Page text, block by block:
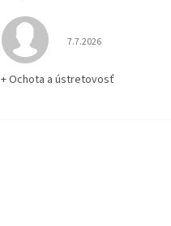
Hodnotenie obchodu
7.7.2026
+ Ochota a ústretovosť